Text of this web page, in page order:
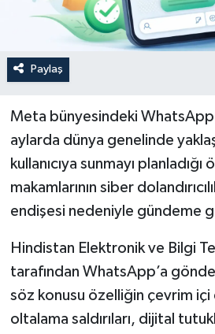
Paylaş
Meta bünyesindeki
aylarda dünya genelinde
kullanıcıya sunmayı
makamlarının siber
endişesi nedeniyle gündeme
Hindistan Elektronik ve Bilgi
tarafından WhatsApp’a
söz konusu özelliğin çevrim içi
oltalama saldırıları, dijital